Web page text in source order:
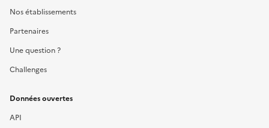
Nos établissements
Partenaires
Une question ?
Challenges
Données ouvertes
API